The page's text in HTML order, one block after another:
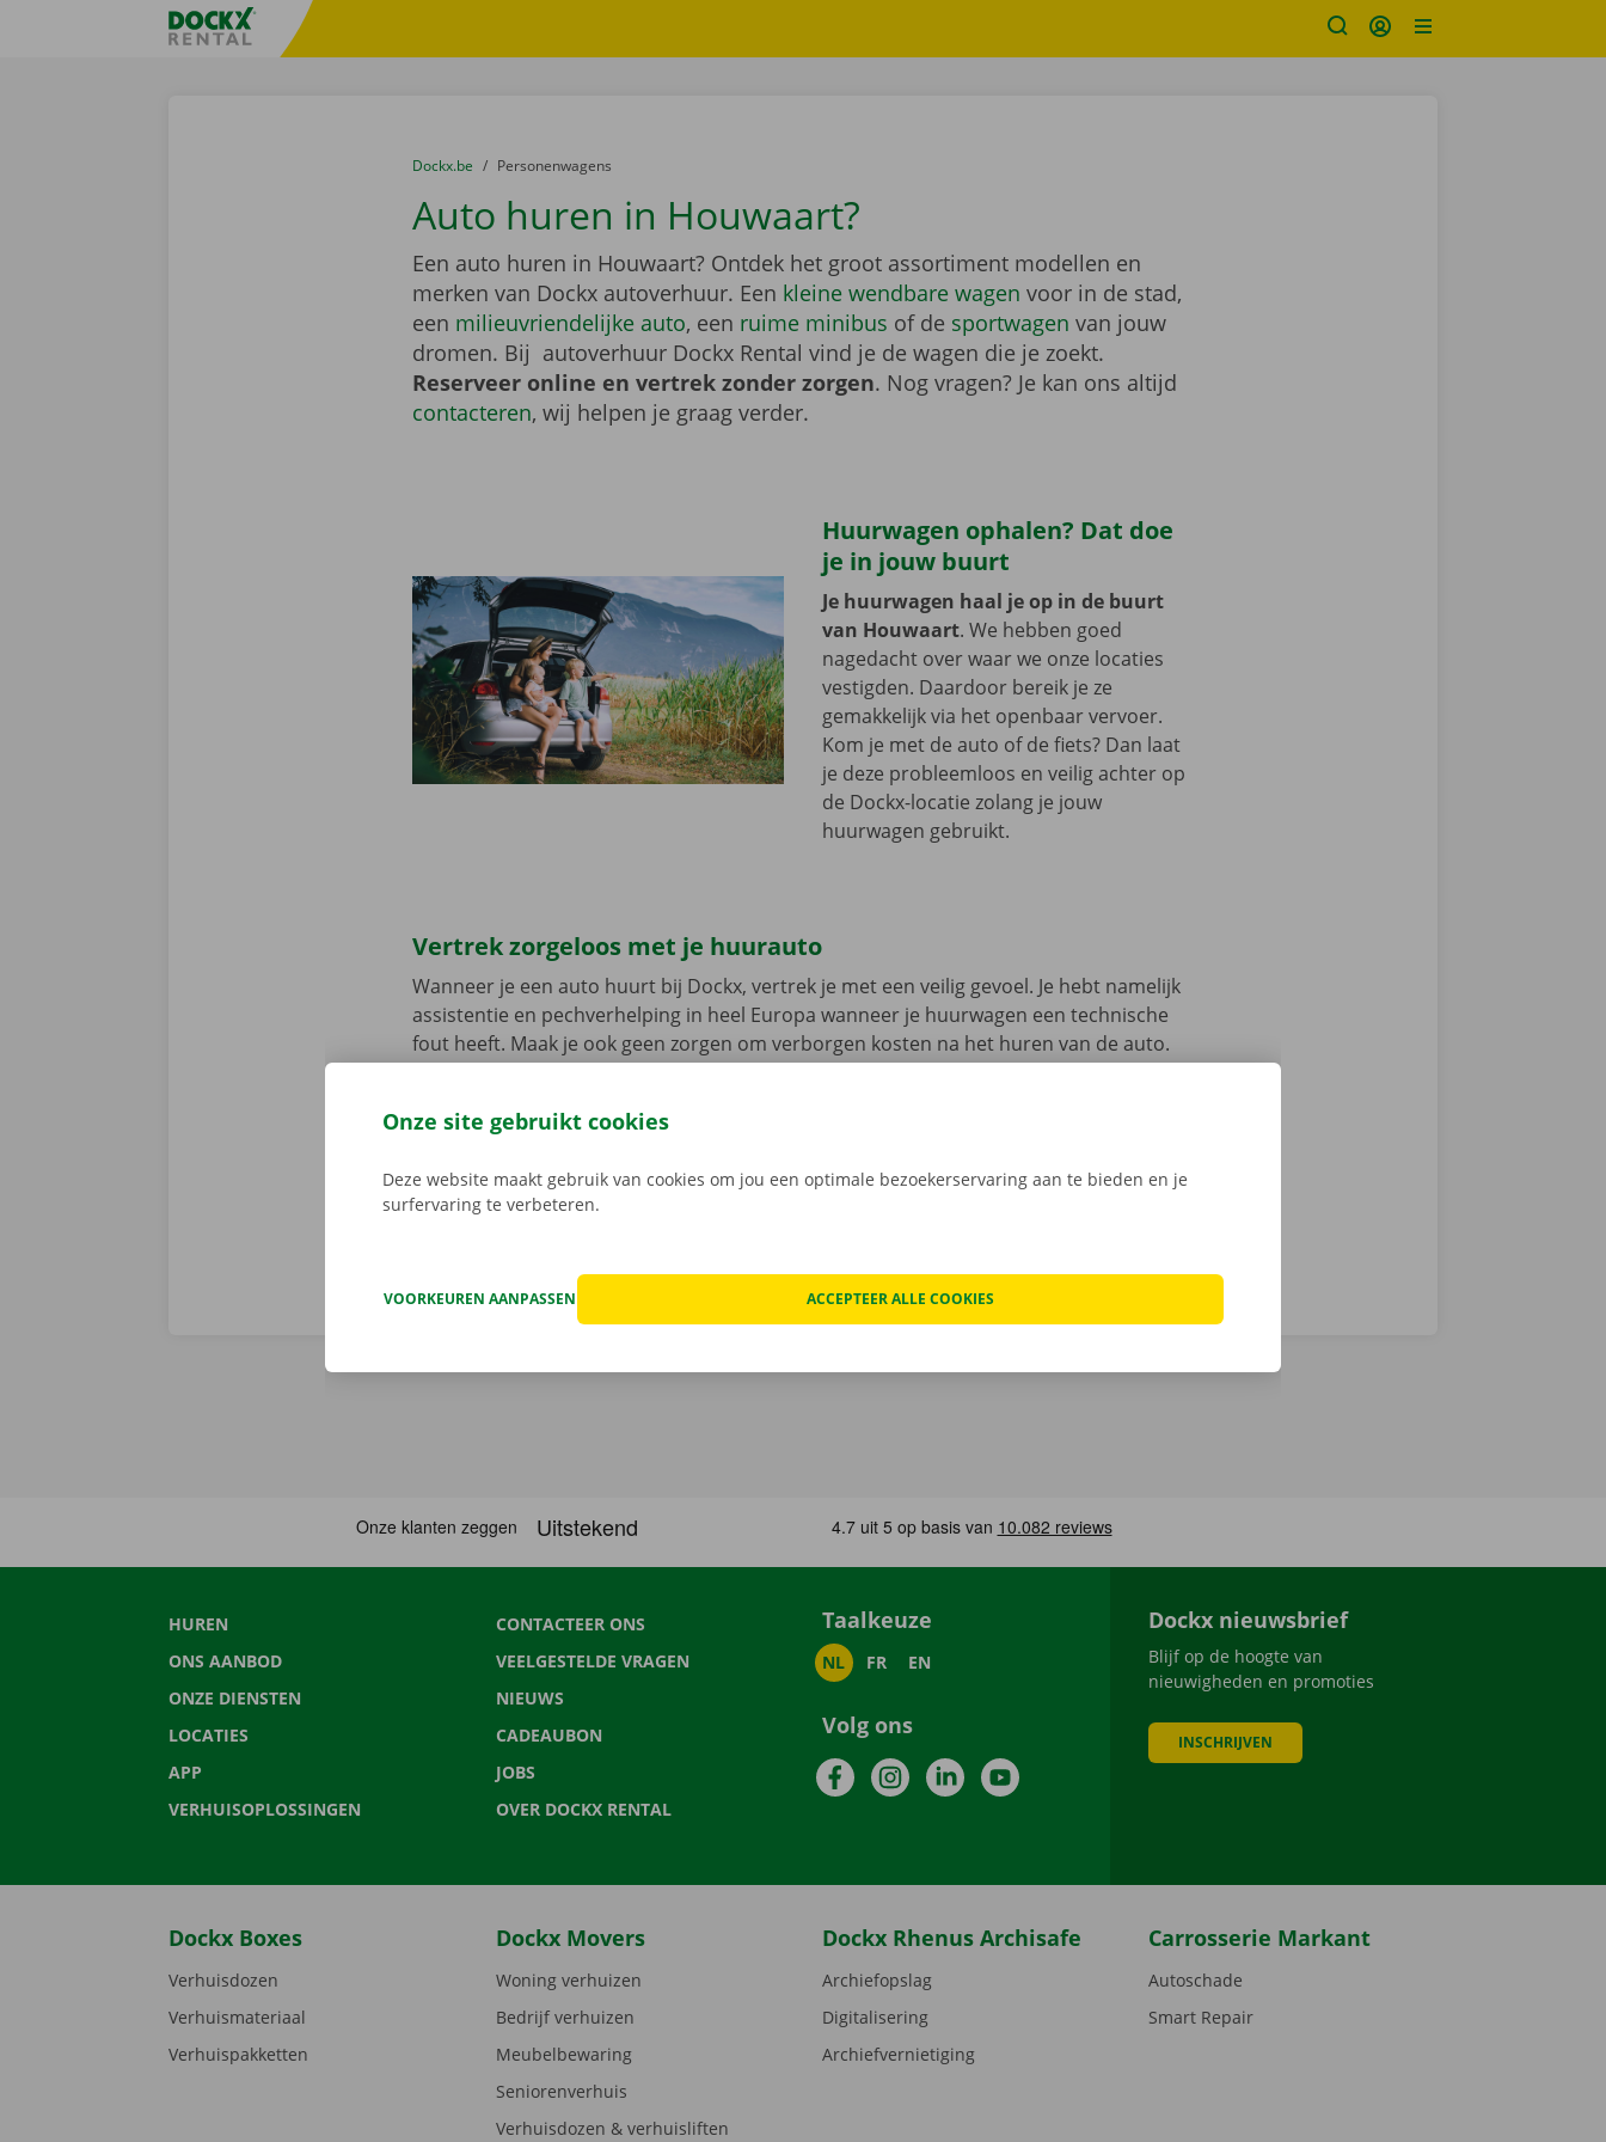
Taalselectie overslaanFratello DEMO
U bevindt zich hier:
van
Dockx.be naar
Personenwagens
Auto huren in Houwaart?
Een auto huren in Houwaart? Ontdek het groot assortiment modellen en
merken van Dockx autoverhuur. Een kleine wendbare wagen voor in de stad,
een milieuvriendelijke auto, een ruime minibus of de sportwagen van jouw
dromen. Bij autoverhuur Dockx Rental vind je de wagen die je zoekt.
Reserveer online en vertrek zonder zorgen. Nog vragen? Je kan ons altijd
contacteren, wij helpen je graag verder.
Huurwagen ophalen? Dat doe
je in jouw buurt
Je huurwagen haal je op in de buurt
van Houwaart. We hebben goed
nagedacht over waar we onze locaties
vestigden. Daardoor bereik je ze
gemakkelijk via het openbaar vervoer.
Kom je met de auto of de fiets? Dan laat
je deze probleemloos en veilig achter op
de Dockx-locatie zolang je jouw
huurwagen gebruikt.
Vertrek zorgeloos met je huurauto
Wanneer je een auto huurt bij Dockx, vertrek je met een veilig gevoel. Je hebt namelijk
assistentie en pechverhelping in heel Europa wanneer je huurwagen een technische
fout heeft. Maak je ook geen zorgen om verborgen kosten na het huren van de auto.
HUREN
ONS AANBOD
ONZE DIENSTEN
LOCATIES
APP
VERHUISOPLOSSINGEN
CONTACTEER ONS
VEELGESTELDE VRAGEN
NIEUWS
CADEAUBON
JOBS
OVER DOCKX RENTAL
Taalkeuze
NL FR EN
Volg ons
FacebookInstagramLinkedInYouTube
Dockx nieuwsbrief
Blijf op de hoogte van
nieuwigheden en promoties
INSCHRIJVEN
Dockx Boxes
Verhuisdozen
Verhuismateriaal
Verhuispakketten
Dockx Movers
Woning verhuizen
Bedrijf verhuizen
Meubelbewaring
Seniorenverhuis
Verhuisdozen & verhuisliften
Dockx Rhenus Archisafe
Archiefopslag
Digitalisering
Archiefvernietiging
Carrosserie Markant
Autoschade
Smart Repair
Onze site gebruikt cookies
Deze website maakt gebruik van cookies om jou een optimale bezoekerservaring aan te bieden en je
surfervaring te verbeteren.
VOORKEUREN AANPASSEN ACCEPTEER ALLE COOKIES